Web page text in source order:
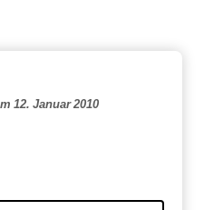
12. Januar 2010